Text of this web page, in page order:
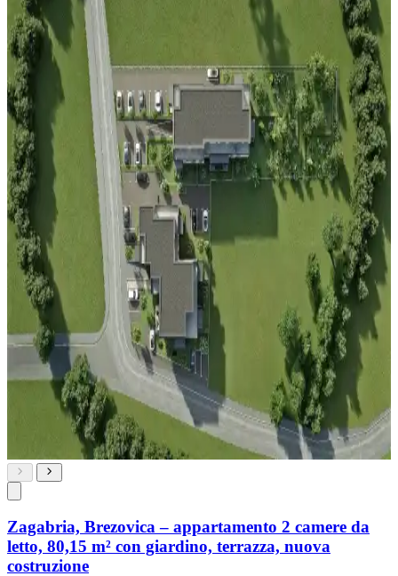
Zagabria, Brezovica – appartamento 2 camere da
letto, 80,15 m² con giardino, terrazza, nuova
costruzione